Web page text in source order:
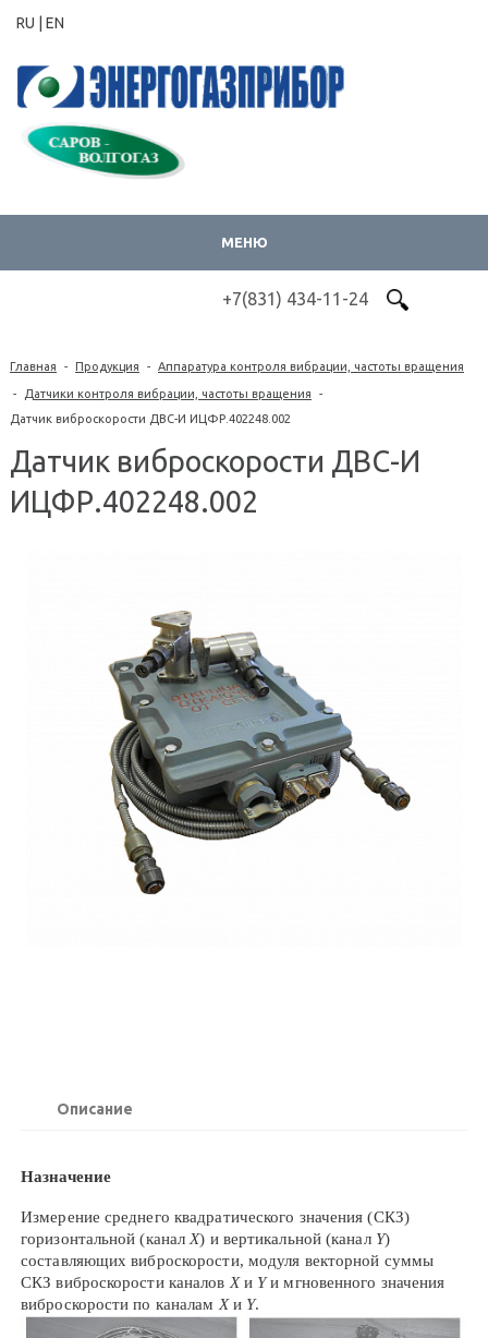
RU | EN
МЕНЮ
Главная - Продукция - Аппаратура контроля вибрации, частоты вращения
- Датчики контроля вибрации, частоты вращения
-
Датчик виброскорости ДВС-И ИЦФР.402248.002
+7(831) 434-11-24
Датчик виброскорости ДВС-И
ИЦФР.402248.002
Описание
Назначение
Измерение среднего квадратического значения (СКЗ)
горизонтальной (канал X) и вертикальной (канал Y)
составляющих виброскорости, модуля векторной суммы
СКЗ виброскорости каналов Xи Yи мгновенного значения
виброскорости по каналам Xи Y.